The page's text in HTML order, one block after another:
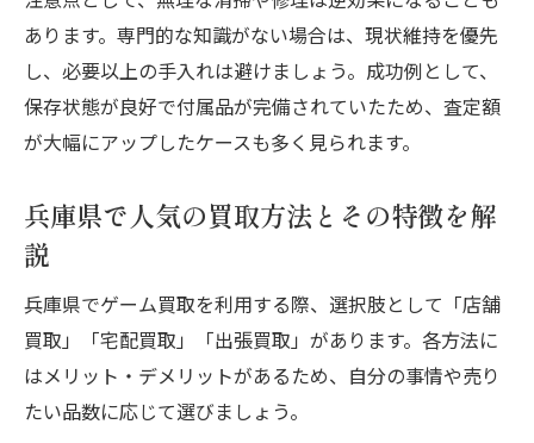
あります。専門的な知識がない場合は、現状維持を優先
し、必要以上の手入れは避けましょう。成功例として、
保存状態が良好で付属品が完備されていたため、査定額
が大幅にアップしたケースも多く見られます。
兵庫県で人気の買取方法とその特徴を解
説
兵庫県でゲーム買取を利用する際、選択肢として「店舗
買取」「宅配買取」「出張買取」があります。各方法に
はメリット・デメリットがあるため、自分の事情や売り
たい品数に応じて選びましょう。